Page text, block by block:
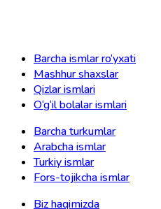
Barcha ismlar ro‘yxati
Mashhur shaxslar
Qizlar ismlari
O‘g‘il bolalar ismlari
Barcha turkumlar
Arabcha ismlar
Turkiy ismlar
Fors-tojikcha ismlar
Biz haqimizda